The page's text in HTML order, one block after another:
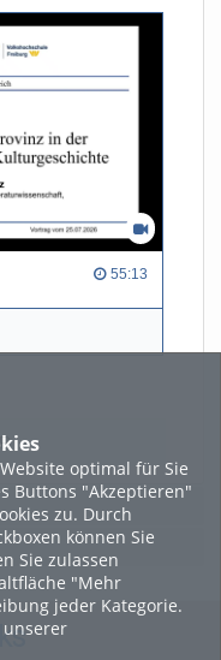
optimal für Sie
Buttons "Akzeptieren"
zu. Durch
können Sie
Sie zulassen
"Mehr
jeder Kategorie.
55:13